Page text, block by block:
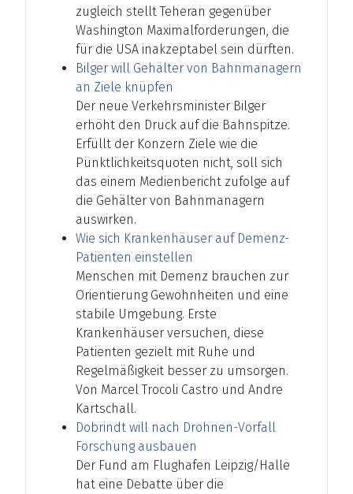
zugleich stellt Teheran gegenüber
Washington Maximalforderungen, die
für die USA inakzeptabel sein dürften.
Bilger will Gehälter von Bahnmanagern
an Ziele knüpfen
Der neue Verkehrsminister Bilger
erhöht den Druck auf die Bahnspitze.
Erfüllt der Konzern Ziele wie die
Pünktlichkeitsquoten nicht, soll sich
das einem Medienbericht zufolge auf
die Gehälter von Bahnmanagern
auswirken.
Wie sich Krankenhäuser auf Demenz-
Patienten einstellen
Menschen mit Demenz brauchen zur
Orientierung Gewohnheiten und eine
stabile Umgebung. Erste
Krankenhäuser versuchen, diese
Patienten gezielt mit Ruhe und
Regelmäßigkeit besser zu umsorgen.
Von Marcel Trocoli Castro und Andre
Kartschall.
Dobrindt will nach Drohnen-Vorfall
Forschung ausbauen
Der Fund am Flughafen Leipzig/Halle
hat eine Debatte über die